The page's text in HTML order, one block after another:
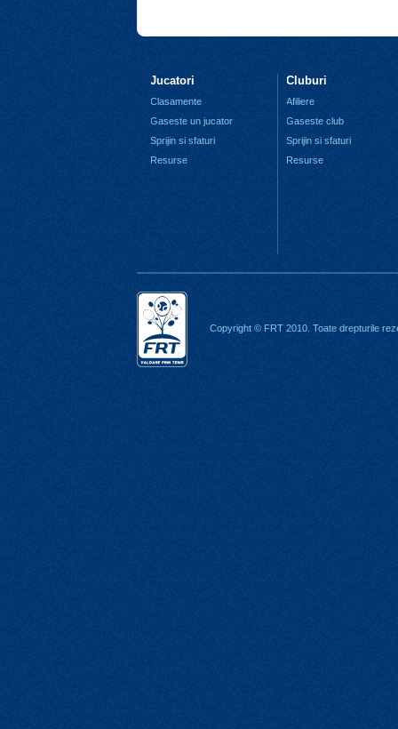
Jucatori
Clasamente
Gaseste un jucator
Sprijin si sfaturi
Resurse
Cluburi
Afiliere
Gaseste club
Sprijin si sfaturi
Resurse
Copyright © FRT 2010. Toate drepturile